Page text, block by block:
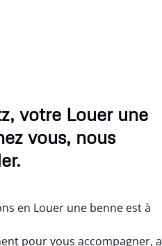
votre Louer une
vous, nous
en Louer une benne est à
pour vous accompagner,